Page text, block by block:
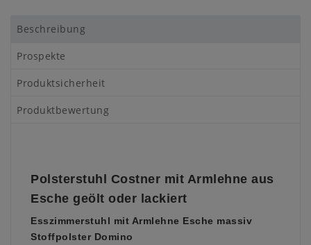
Beschreibung
Prospekte
Produktsicherheit
Produktbewertung
Polsterstuhl Costner mit Armlehne aus
Esche geölt oder lackiert
Esszimmerstuhl mit Armlehne Esche massiv
Stoffpolster Domino